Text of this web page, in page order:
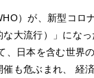
）が、新型コロ
大流行）」にな
、日本を含む世界
催も危ぶまれ、 経